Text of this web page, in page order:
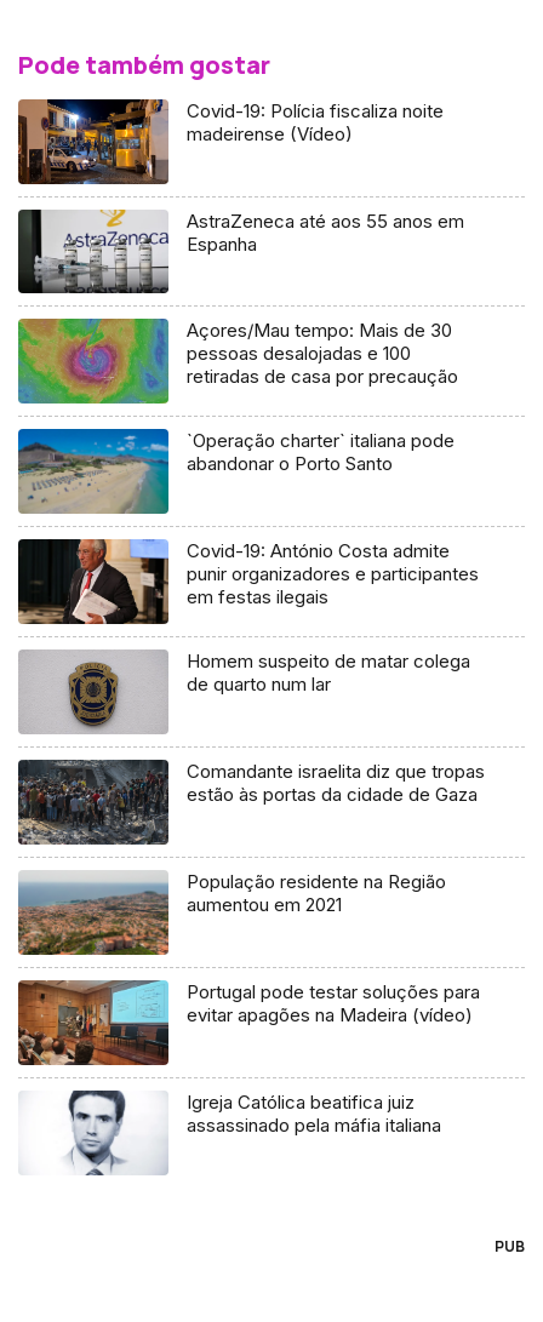
Pode também gostar
Covid-19: Polícia fiscaliza noite
madeirense (Vídeo)
AstraZeneca até aos 55 anos em
Espanha
Açores/Mau tempo: Mais de 30
pessoas desalojadas e 100
retiradas de casa por precaução
`Operação charter` italiana pode
abandonar o Porto Santo
Covid-19: António Costa admite
punir organizadores e participantes
em festas ilegais
Homem suspeito de matar colega
de quarto num lar
Comandante israelita diz que tropas
estão às portas da cidade de Gaza
População residente na Região
aumentou em 2021
Portugal pode testar soluções para
evitar apagões na Madeira (vídeo)
Igreja Católica beatifica juiz
assassinado pela máfia italiana
PUB